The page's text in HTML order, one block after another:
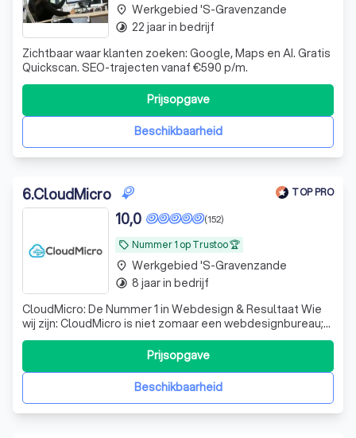
Zichtbaar waar klanten zoeken: Google, Maps en AI. Gratis
Quickscan. SEO-trajecten vanaf €590 p/m.
Beschikbaarheid
Prijsopgave
place Werkgebied 's-Gravenzande
timelapse 22 jaar in bedrijf
6.CloudMicro TOP PRO
local_offer Nummer 1 op Trustoo 🏆
(152)
10,0
CloudMicro: De Nummer 1 in Webdesign & Resultaat Wie
wij zijn: CloudMicro is niet zomaar een webdesignbureau;
wij zijn de digitale partner voor ondernemers die willen
groeien. Met een passie voor design en een scherp oog
voor conversie creëren wij professionele websites en
webshops die doen waar zeBeschikbaarheid
Prijsopgave
place Werkgebied 's-Gravenzande
timelapse 8 jaar in bedrijf